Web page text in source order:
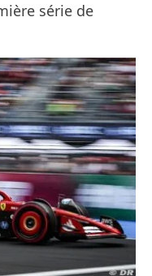
série de